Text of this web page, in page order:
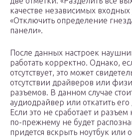
качестве независимых входных
«Отключить определение
панели».
После данных настроек
работать корректно. Однако,
отсутствует, это может
отсутствии драйверов или
разъемов. В данном случае
аудиодрайвер или откатить
Если это не сработает и
по-прежнему не будет
придется вскрыть ноутбук или